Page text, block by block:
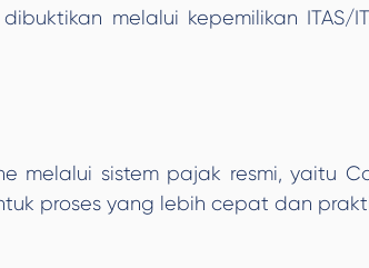
melalui kepemilikan ITAS/
melalui sistem pajak resmi, yaitu
proses yang lebih cepat dan